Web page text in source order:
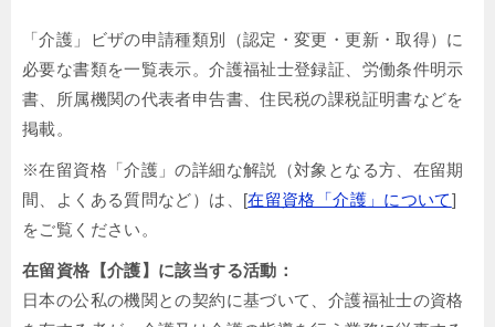
「介護」ビザの申請種類別（認定・変更・更新・取得）に
必要な書類を一覧表示。介護福祉士登録証、労働条件明示
書、所属機関の代表者申告書、住民税の課税証明書などを
掲載。
※在留資格「介護」の詳細な解説（対象となる方、在留期
間、よくある質問など）は、[在留資格「介護」について]
をご覧ください。
在留資格【介護】に該当する活動：
日本の公私の機関との契約に基づいて、介護福祉士の資格